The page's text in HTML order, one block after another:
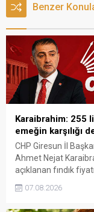
Benzer
Karaibrahim: 255
emeğin karşılığı
CHP Giresun İl
Ahmet Nejat
açıklanan fındık
karşısında yetersiz
07.08.2026